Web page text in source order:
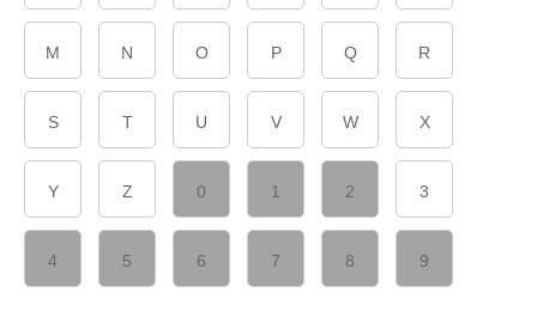
M N O P Q R
S T U V W X
Y Z 0 1 2 3
4 5 6 7 8 9